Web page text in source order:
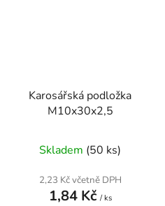
Karosářská podložka
M10x30x2,5
Skladem (50 ks)
2,23 Kč včetně DPH
1,84 Kč / ks